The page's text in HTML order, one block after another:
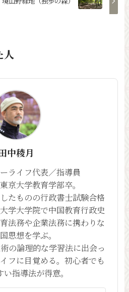
人
中稜月
ライフ代表／指導員
京大学教育学部卒。
たものの行政書士試験合格
学大学院で中国教育行政史
法務や企業法務に携わりな
思想を学ぶ。
の論理的な学習法に出会っ
フに目覚める。初心者でも
指導法が得意。